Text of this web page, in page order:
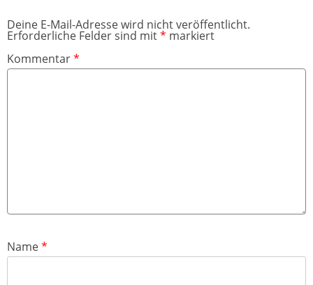
Deine E-Mail-Adresse wird nicht veröffentlicht.
Erforderliche Felder sind mit* markiert
Kommentar*
Name*